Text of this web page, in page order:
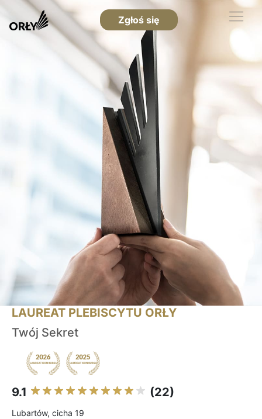
Zgłoś się
LAUREAT PLEBISCYTU ORŁY
Twój Sekret
9.1 (22)
Lubartów, cicha 19